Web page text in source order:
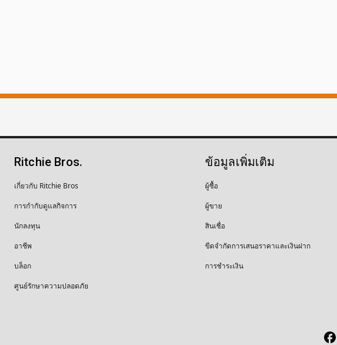
Ritchie Bros.
เกี่ยวกับ Ritchie Bros
การกำกับดูแลกิจการ
นักลงทุน
อาชีพ
บล็อก
ศูนย์รักษาความปลอดภัย
ข้อมูลเพิ่มเติม
ผู้ซื้อ
ผู้ขาย
สินเชื่อ
ขีดจำกัดการเสนอราคาและเงินฝาก
การชำระเงิน